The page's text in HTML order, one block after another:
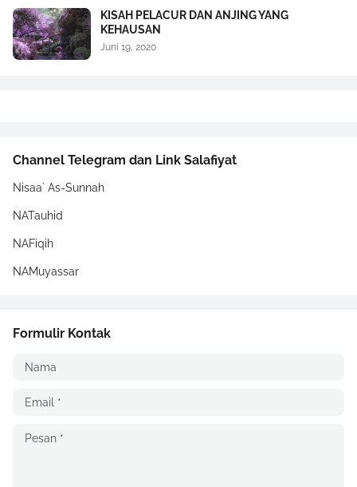
KISAH PELACUR DAN ANJING YANG
KEHAUSAN
Juni 19, 2020
Channel Telegram dan Link Salafiyat
Nisaa` As-Sunnah
NATauhid
NAFiqih
NAMuyassar
Formulir Kontak